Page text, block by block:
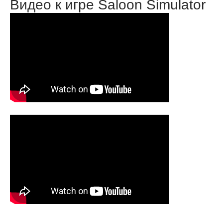
Видео к игре Saloon Simulator